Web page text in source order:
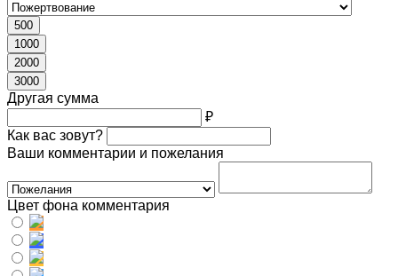
500
1000
2000
3000
Другая сумма
₽
Как вас зовут?
Ваши комментарии и пожелания
Цвет фона комментария